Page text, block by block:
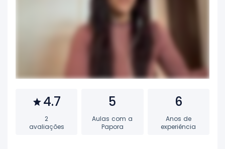
4.7
2
avaliações
5
Aulas com a
Papora
6
Anos de
experiência